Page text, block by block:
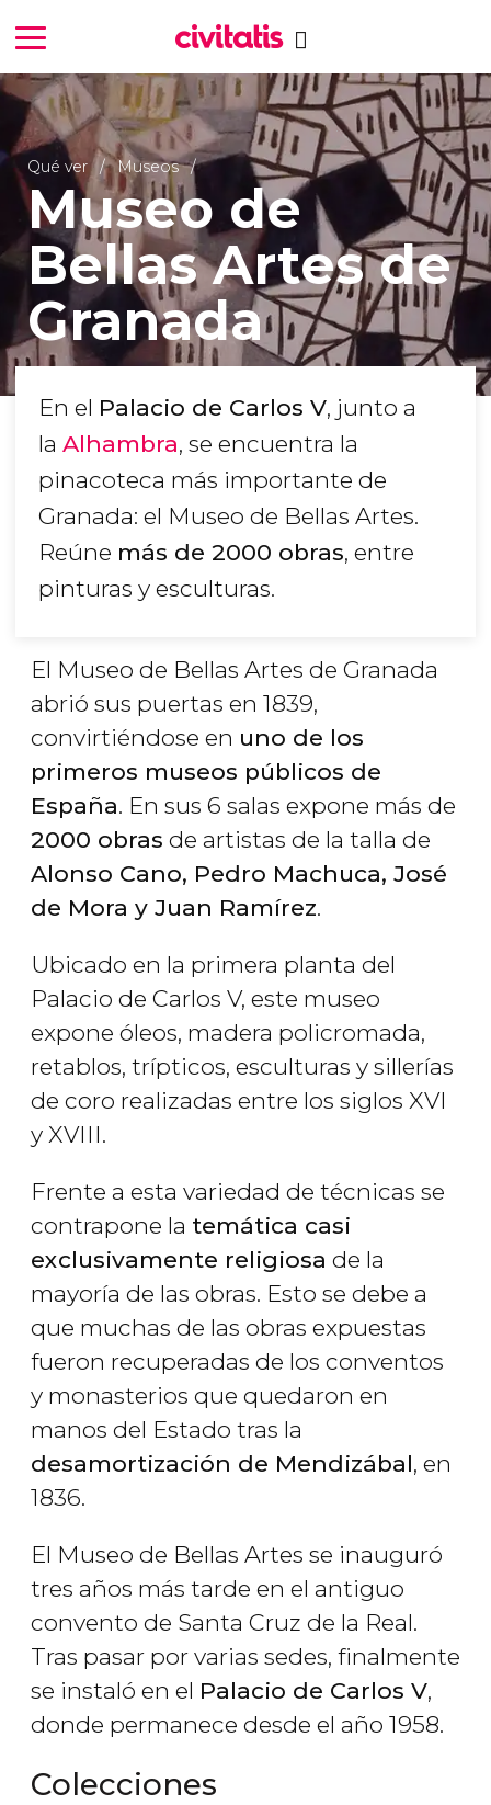
Qué ver Museos
Museo de
Bellas Artes de
Granada
En el Palacio de Carlos V, junto a
la Alhambra, se encuentra la
pinacoteca más importante de
Granada: el Museo de Bellas Artes.
Reúne más de 2000 obras, entre
pinturas y esculturas.
El Museo de Bellas Artes de Granada
abrió sus puertas en 1839,
convirtiéndose en uno de los
primeros museos públicos de
España. En sus 6 salas expone más de
2000 obras de artistas de la talla de
Alonso Cano, Pedro Machuca, José
de Mora y Juan Ramírez.
Ubicado en la primera planta del
Palacio de Carlos V, este museo
expone óleos, madera policromada,
retablos, trípticos, esculturas y sillerías
de coro realizadas entre los siglos XVI
y XVIII.
Frente a esta variedad de técnicas se
contrapone la temática casi
exclusivamente religiosa de la
mayoría de las obras. Esto se debe a
que muchas de las obras expuestas
fueron recuperadas de los conventos
y monasterios que quedaron en
manos del Estado tras la
desamortización de Mendizábal, en
1836.
El Museo de Bellas Artes se inauguró
tres años más tarde en el antiguo
convento de Santa Cruz de la Real.
Tras pasar por varias sedes, finalmente
se instaló en el Palacio de Carlos V,
donde permanece desde el año 1958.
Colecciones